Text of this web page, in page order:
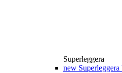
Superleggera
new